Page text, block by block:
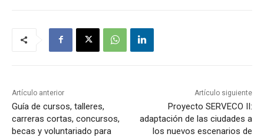
Artículo anterior
Guía de cursos, talleres,
carreras cortas, concursos,
becas y voluntariado para
Artículo siguiente
Proyecto SERVECO II:
adaptación de las ciudades a
los nuevos escenarios de